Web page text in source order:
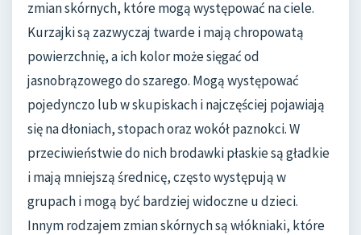
zmian skórnych, które mogą występować na ciele.
Kurzajki są zazwyczaj twarde i mają chropowatą
powierzchnię, a ich kolor może sięgać od
jasnobrązowego do szarego. Mogą występować
pojedynczo lub w skupiskach i najczęściej pojawiają
się na dłoniach, stopach oraz wokół paznokci. W
przeciwieństwie do nich brodawki płaskie są gładkie
i mają mniejszą średnicę, często występują w
grupach i mogą być bardziej widoczne u dzieci.
Innym rodzajem zmian skórnych są włókniaki, które